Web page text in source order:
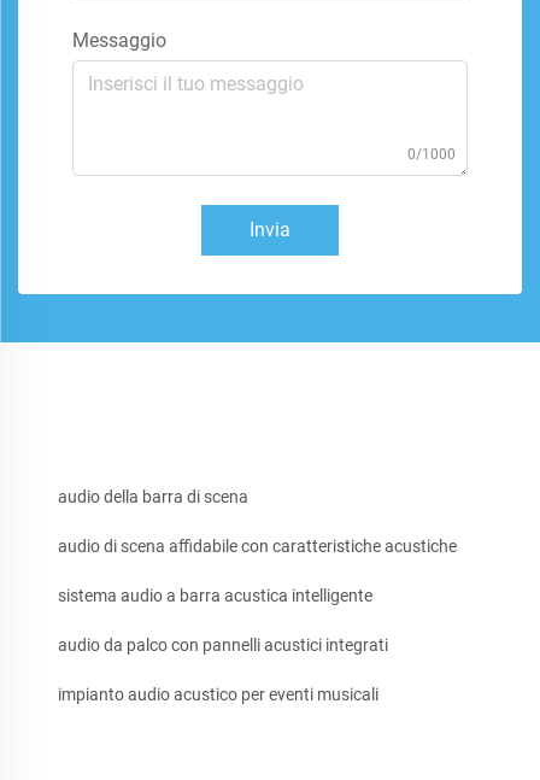
Messaggio
0/1000
Invia
audio della barra di scena
audio di scena affidabile con caratteristiche acustiche
sistema audio a barra acustica intelligente
audio da palco con pannelli acustici integrati
impianto audio acustico per eventi musicali